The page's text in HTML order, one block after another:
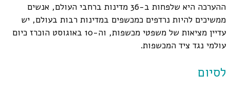
ההערכה היא שלפחות ב-36 מדינות ברחבי העולם, אנשים
ממשיכים להיות נרדפים כמכשפים במדינות רבות בעולם, יש
עדיין מציאות של משפטי מכשפות, וה-10 באוגוסט הוכרז כיום
עולמי נגד ציד המכשפות.
לסיום